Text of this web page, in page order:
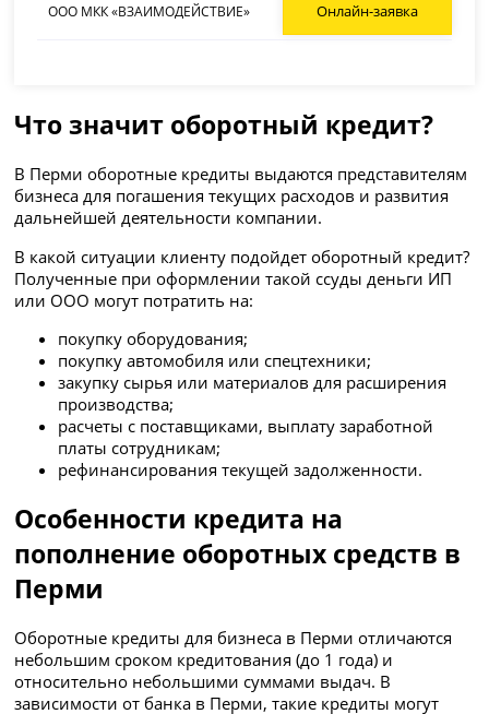
ООО МКК «ВЗАИМОДЕЙСТВИЕ» Онлайн-заявка
Что значит оборотный кредит?
В Перми оборотные кредиты выдаются представителям
бизнеса для погашения текущих расходов и развития
дальнейшей деятельности компании.
В какой ситуации клиенту подойдет оборотный кредит?
Полученные при оформлении такой ссуды деньги ИП
или ООО могут потратить на:
покупку оборудования;
покупку автомобиля или спецтехники;
закупку сырья или материалов для расширения
производства;
расчеты с поставщиками, выплату заработной
платы сотрудникам;
рефинансирования текущей задолженности.
Особенности кредита на
пополнение оборотных средств в
Перми
Оборотные кредиты для бизнеса в Перми отличаются
небольшим сроком кредитования (до 1 года) и
относительно небольшими суммами выдач. В
зависимости от банка в Перми, такие кредиты могут